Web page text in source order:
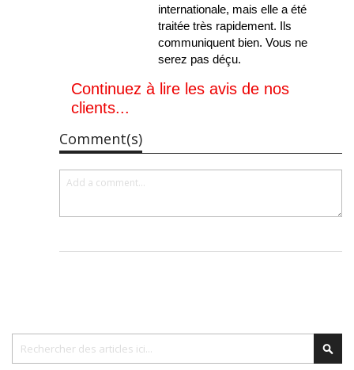
internationale, mais elle a été
traitée très rapidement. Ils
communiquent bien. Vous ne
serez pas déçu.
Continuez à lire les avis de nos
clients...
Comment(s)